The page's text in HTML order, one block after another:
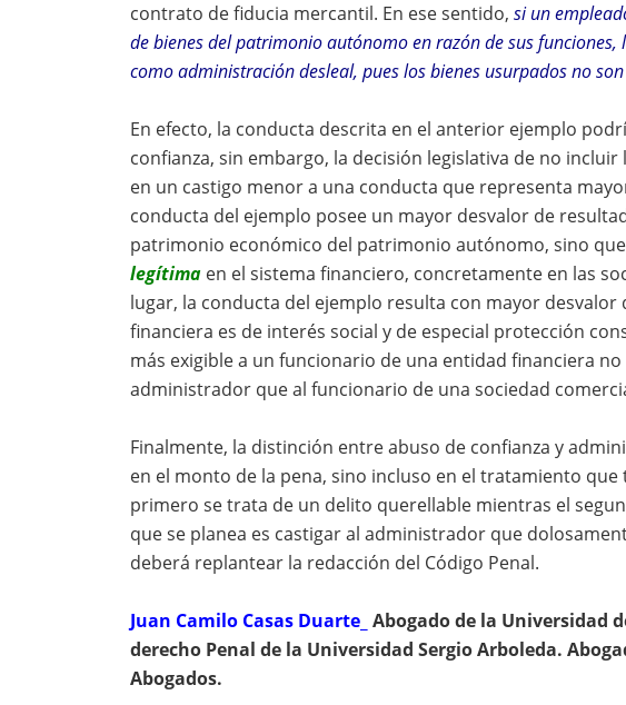
contrato de fiducia mercantil. En ese sentido, si un
de bienes del patrimonio autónomo en razón de sus
como administración desleal, pues los bienes usurpados no
En efecto, la conducta descrita en el anterior ejemplo
confianza, sin embargo, la decisión legislativa de no
en un castigo menor a una conducta que representa
conducta del ejemplo posee un mayor desvalor de
patrimonio económico del patrimonio autónomo, sino
legítima en el sistema financiero, concretamente en las
lugar, la conducta del ejemplo resulta con mayor desvalor
financiera es de interés social y de especial protección
más exigible a un funcionario de una entidad financiera
administrador que al funcionario de una sociedad
Finalmente, la distinción entre abuso de confianza y
en el monto de la pena, sino incluso en el tratamiento que
primero se trata de un delito querellable mientras el
que se planea es castigar al administrador que
deberá replantear la redacción del Código Penal.
Juan Camilo Casas Duarte_ Abogado de la Universidad
derecho Penal de la Universidad Sergio Arboleda.
Abogados.